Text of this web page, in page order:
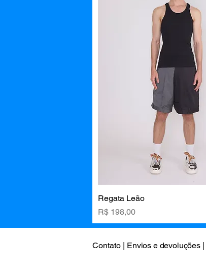
Visualização rápida
Regata Leão
Preço
R$ 198,00
Contato | Envios e devoluções |